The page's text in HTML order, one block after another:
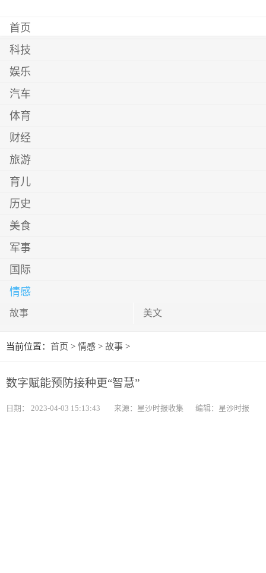
首页
科技
娱乐
汽车
体育
财经
旅游
育儿
历史
美食
军事
国际
情感
故事 美文
当前位置： 首页 > 情感 > 故事 >
数字赋能预防接种更“智慧”
日期： 2023-04-03 15:13:43 来源：星沙时报收集 编辑：星沙时报